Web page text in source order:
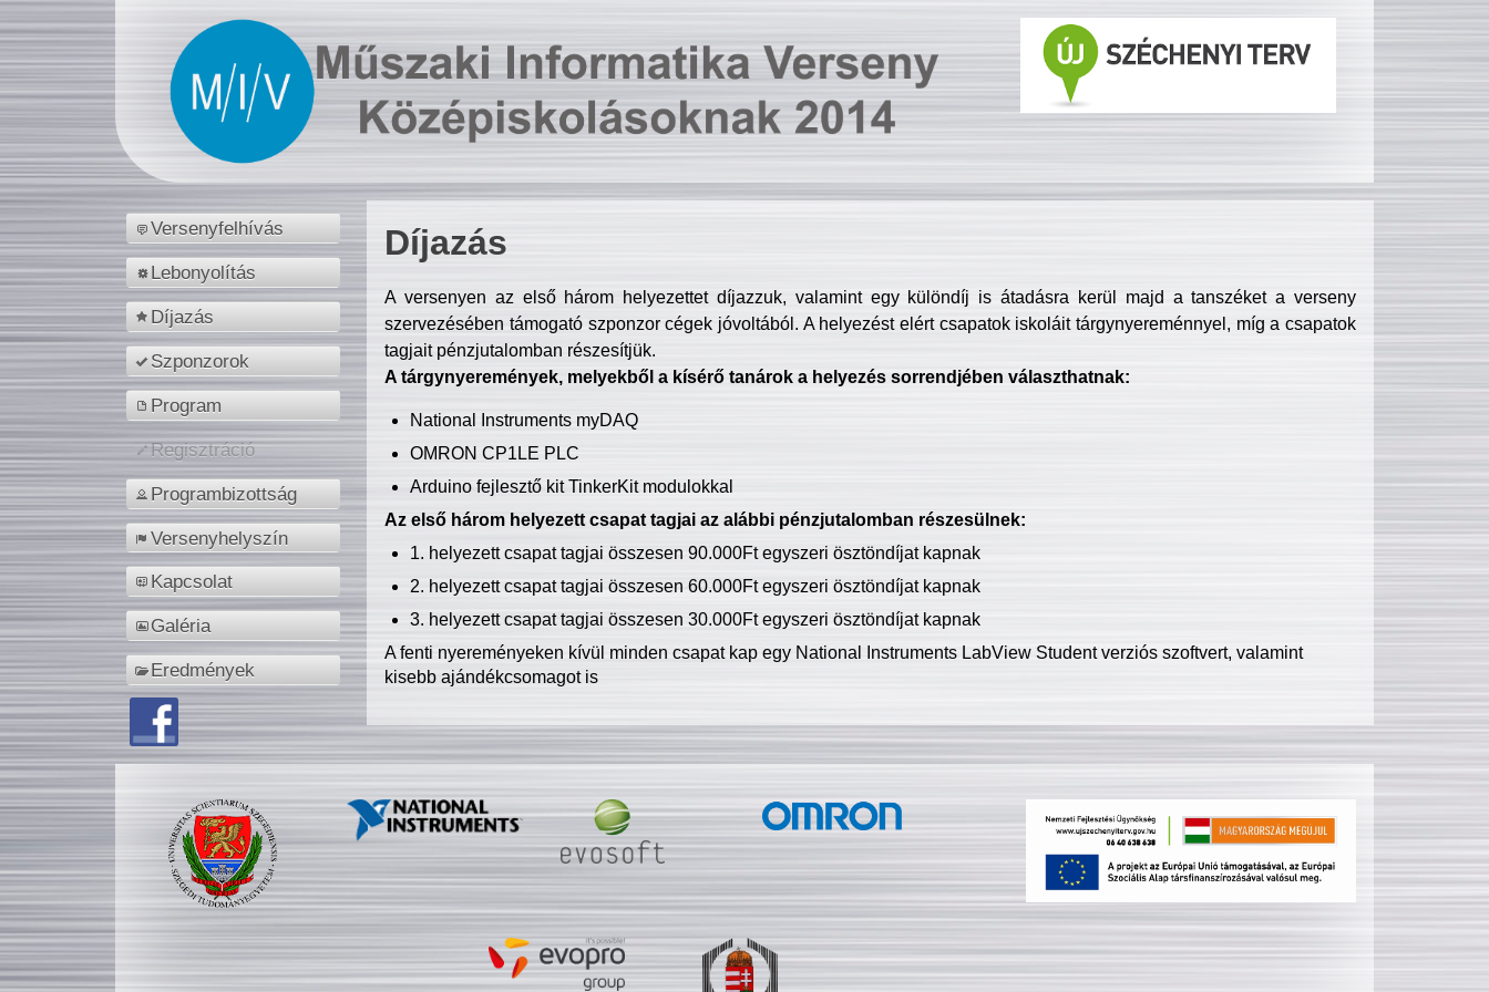
Versenyfelhívás
Lebonyolítás
Díjazás
Szponzorok
Program
Regisztráció
Programbizottság
Versenyhelyszín
Kapcsolat
Galéria
Eredmények
Díjazás
A versenyen az első három helyezettet díjazzuk, valamint egy különdíj is átadásra kerül majd a tanszéket a verseny
szervezésében támogató szponzor cégek jóvoltából. A helyezést elért csapatok iskoláit tárgynyereménnyel, míg a csapatok
tagjait pénzjutalomban részesítjük.
A tárgynyeremények, melyekből a kísérő tanárok a helyezés sorrendjében választhatnak:
National Instruments myDAQ
OMRON CP1LE PLC
Arduino fejlesztő kit TinkerKit modulokkal
Az első három helyezett csapat tagjai az alábbi pénzjutalomban részesülnek:
1. helyezett csapat tagjai összesen 90.000Ft egyszeri ösztöndíjat kapnak
2. helyezett csapat tagjai összesen 60.000Ft egyszeri ösztöndíjat kapnak
3. helyezett csapat tagjai összesen 30.000Ft egyszeri ösztöndíjat kapnak
A fenti nyereményeken kívül minden csapat kap egy National Instruments LabView Student verziós szoftvert, valamint
kisebb ajándékcsomagot is